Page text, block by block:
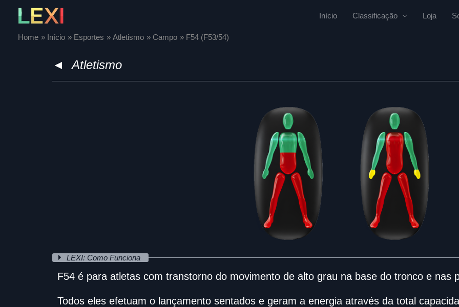
content
Início Classificação Loja
Home Início Esportes Atletismo Campo F54 (F53/54)
◄Atletismo
LEXI: Como Funciona
F54 é para atletas com transtorno do movimento de alto grau na base do tronco e nas
Todos eles efetuam o lançamento sentados e geram a energia através da total